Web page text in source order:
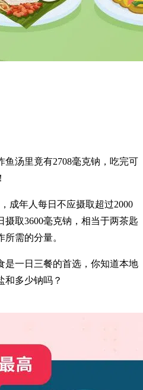
汤里竟有2708毫克钠，吃完可
成年人每日不应摄取超过2000
取3600毫克钠，相当于两茶匙
需的分量。
是一日三餐的首选，你知道本地
和多少钠吗？